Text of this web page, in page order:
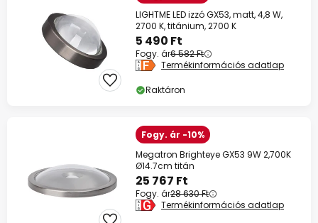
LIGHTME LED izzó GX53, matt, 4,8 W,
2700 K, titánium, 2700 K
5 490 Ft
Fogy. ár6 582 Ft
Termékinformációs adatlap
Raktáron
Fogy. ár -10%
Megatron Brighteye GX53 9W 2,700K
Ø14.7cm titán
25 767 Ft
Fogy. ár28 630 Ft
Termékinformációs adatlap